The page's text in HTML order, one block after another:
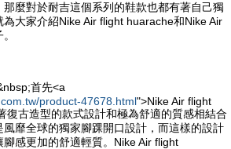
麼對於耐吉這個系列的鞋款也都有著自己獨
大家介紹Nike Air flight huarache和Nike Air
首先<a
product-47678.html">Nike Air flight
復古造型的款式設計和極為舒適的質感相結合
靡全球的獨家腳踝開口設計，而這樣的設計
感更加的舒適輕質。Nike Air flight